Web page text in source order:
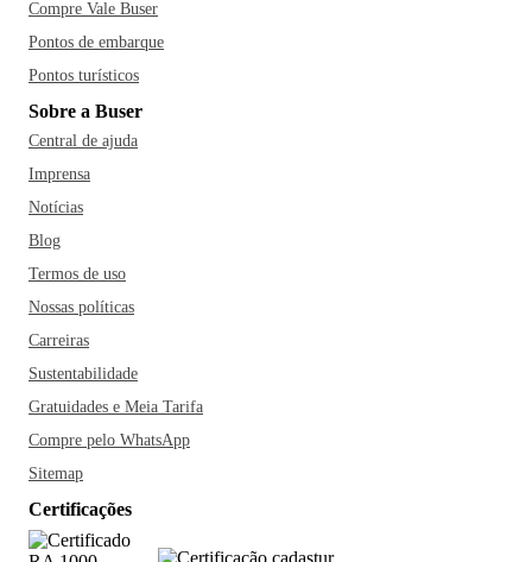
Compre Vale Buser
Pontos de embarque
Pontos turísticos
Sobre a Buser
Central de ajuda
Imprensa
Notícias
Blog
Termos de uso
Nossas políticas
Carreiras
Sustentabilidade
Gratuidades e Meia Tarifa
Compre pelo WhatsApp
Sitemap
Certificações